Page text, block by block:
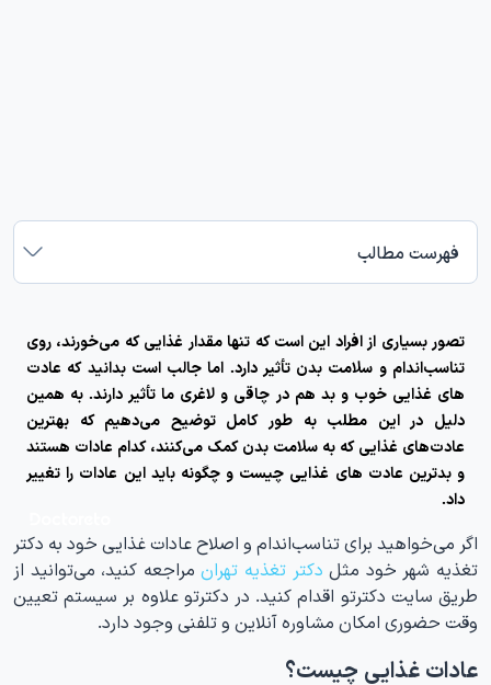
فهرست مطالب
تصور بسیاری از افراد این است که تنها مقدار غذایی که می‌خورند، روی
تناسب‌اندام و سلامت بدن تأثیر دارد. اما جالب است بدانید که عادت
های غذایی خوب و بد هم در چاقی و لاغری ما تأثیر دارند. به همین
دلیل در این مطلب به طور کامل توضیح می‌دهیم که بهترین
عادت‌های غذایی که به سلامت بدن کمک می‌کنند، کدام عادات هستند
و بدترین عادت های غذایی چیست و چگونه باید این عادات را تغییر
داد.
اگر می‌خواهید برای تناسب‌اندام و اصلاح عادات غذایی خود به دکتر
تغذیه شهر خود مثل دکتر تغذیه تهرانمراجعه کنید، می‌توانید از
طریق سایت دکترتو اقدام کنید. در دکترتو علاوه بر سیستم تعیین
وقت حضوری امکان مشاوره آنلاین و تلفنی وجود دارد.
عادات غذایی چیست؟